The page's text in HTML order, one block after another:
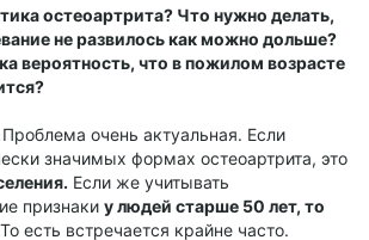
остеоартрита? Что нужно делать,
не развилось как можно дольше?
вероятность, что в пожилом возрасте
Проблема очень актуальная. Если
значимых формах остеоартрита, это
Если же учитывать
признаки у людей старше 50 лет, то
есть встречается крайне часто.